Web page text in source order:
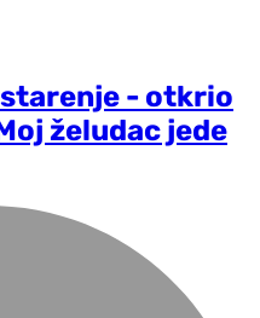
- otkrio
želudac jede